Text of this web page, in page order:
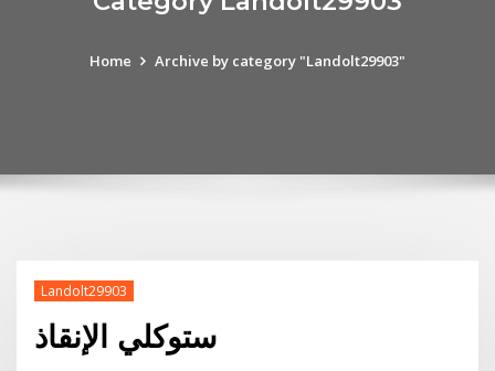
Home Archive by category "Landolt29903"
Landolt29903
ستوكلي الإنقاذ